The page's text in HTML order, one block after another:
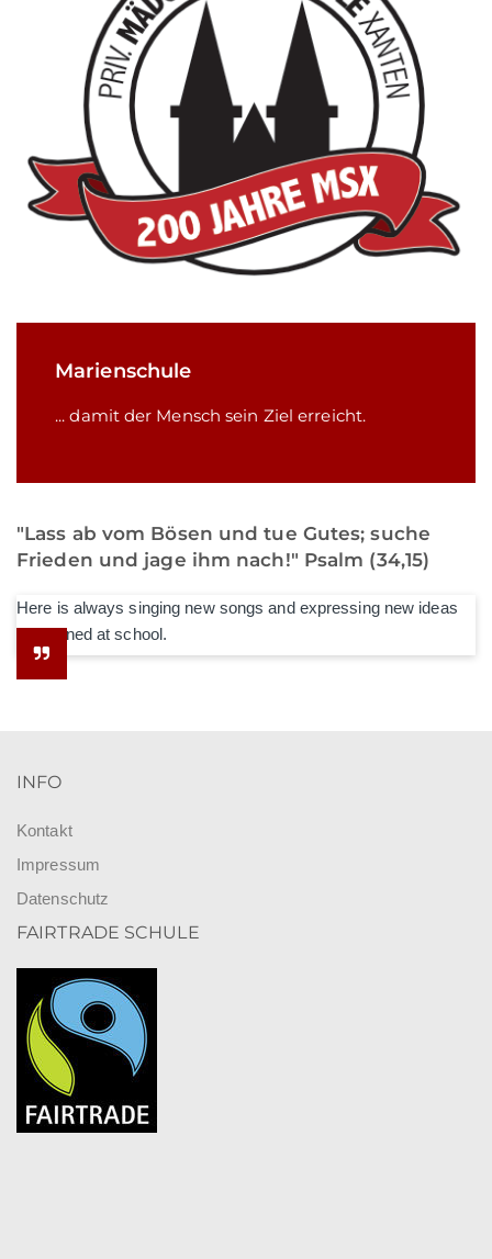
Marienschule
... damit der Mensch sein Ziel erreicht.
"Lass ab vom Bösen und tue Gutes; suche
Frieden und jage ihm nach!" Psalm (34,15)
Here is always singing new songs and expressing new ideas
he learned at school.
INFO
Kontakt
Impressum
Datenschutz
FAIRTRADE SCHULE